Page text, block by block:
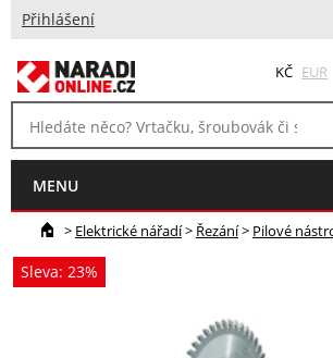
Přihlášení
KČ EUR
MENU
> Elektrické nářadí> Řezání> Pilové
Sleva: 23%